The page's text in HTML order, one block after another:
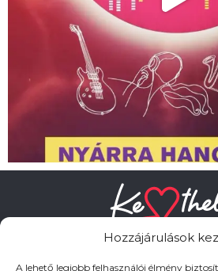
Hozzájárulások
A lehető legjobb felhasználói élmény